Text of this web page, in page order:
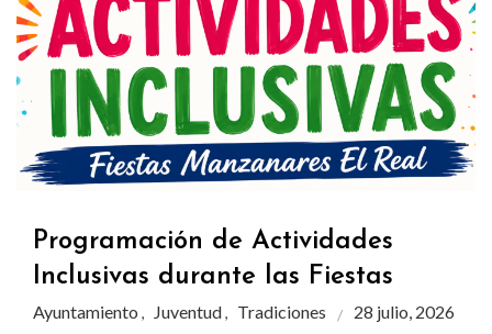
Programación de Actividades
Inclusivas durante las Fiestas
Ayuntamiento , Juventud, Tradiciones 28 julio, 2026